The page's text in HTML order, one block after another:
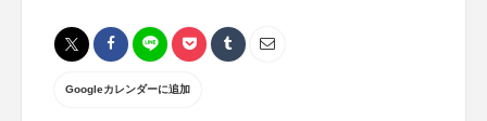
Googleカレンダーに追加